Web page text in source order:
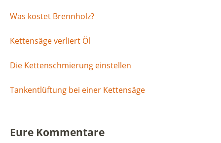
Was kostet Brennholz?
Kettensäge verliert Öl
Die Kettenschmierung einstellen
Tankentlüftung bei einer Kettensäge
Eure Kommentare